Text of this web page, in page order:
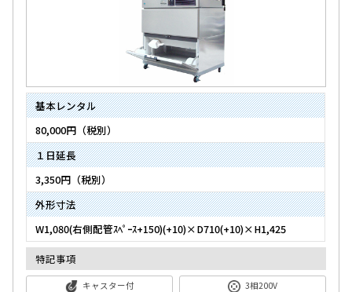
基本レンタル
80,000円（税別）
１日延長
3,350円（税別）
外形寸法
W1,080(右側配管ｽﾍﾟｰｽ+150)(+10)×D710(+10)×H1,425
特記事項
キャスター付
3相200V